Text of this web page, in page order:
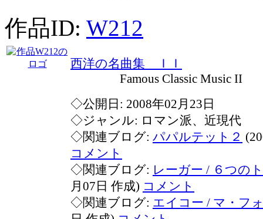
作品ID: W212
西洋の名曲集 ＩＩ
Famous Classic Music II
◇公開日: 2008年02月23日
◇ジャンル: ロマン派、近現代
◇関連ブログ: パパルテット２
コメント
◇関連ブログ: レーガー / ６つの
月07日 作成) コメント
◇関連ブログ: エイコー / マ・フ